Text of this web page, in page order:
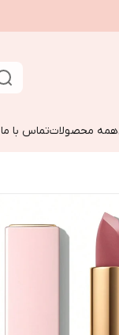
همه محصولاتتماس با ما